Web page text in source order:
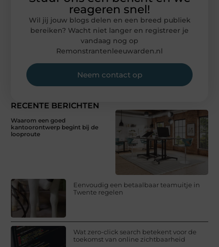
RECENTE BERICHTEN
Waarom een goed
kantoorontwerp begint bij de
looproute
Eenvoudig een betaalbaar teamuitje in
Twente regelen
Wat zero-click search betekent voor de
toekomst van online zichtbaarheid
reageren snel!
Wil jij jouw blogs delen en een breed publiek
bereiken? Wacht niet langer en registreer je
vandaag nog op
Remonstrantenleeuwarden.nl
Neem contact op